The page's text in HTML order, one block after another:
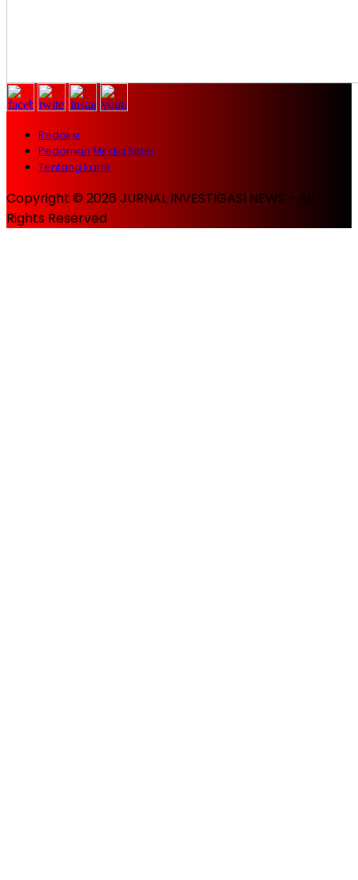
Redaksi
Pedoman Media Siber
Tentang kami
Copyright © 2026 JURNAL INVESTIGASI NEWS - All
Rights Reserved